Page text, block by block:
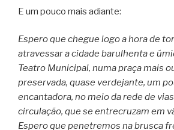
E um pouco mais adiante:
Espero que chegue logo a hora de
atravessar a cidade barulhenta e
Teatro Municipal, numa praça mais
preservada, quase verdejante, um
encantadora, no meio da rede de
circulação, que se entrecruzam em
Espero que penetremos na brusca